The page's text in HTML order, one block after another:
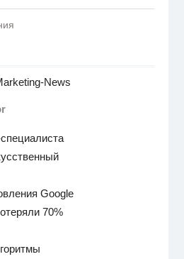
News
Google
70%